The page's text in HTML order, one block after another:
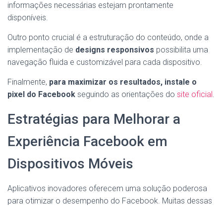
informações necessárias estejam prontamente
disponíveis.
Outro ponto crucial é a estruturação do conteúdo, onde a
implementação de designs responsivos possibilita uma
navegação fluida e customizável para cada dispositivo.
Finalmente, para maximizar os resultados, instale o
pixel do Facebook seguindo as orientações do site oficial.
Estratégias para Melhorar a
Experiência Facebook em
Dispositivos Móveis
Aplicativos inovadores oferecem uma solução poderosa
para otimizar o desempenho do Facebook. Muitas dessas